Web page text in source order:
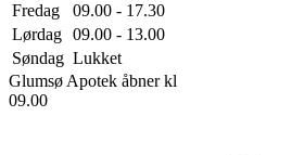
Fredag
09.00 - 17.30
Lørdag 09.00 - 13.00
Søndag Lukket
Glumsø Apotek åbner kl
09.00